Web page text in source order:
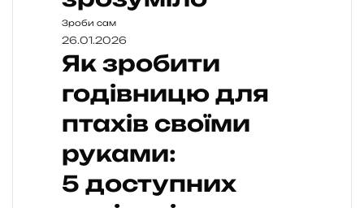
Зроби сам
26.01.2026
Як зробити
годівницю для
птахів своїми
руками:
5 доступних